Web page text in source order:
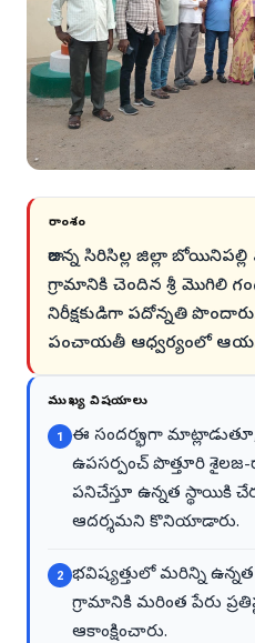
సారాంశం
రాజన్న సిరిసిల్ల జిల్లా
గ్రామానికి చెందిన శ్రీ మొగిలి
నిరీక్షకుడిగా పదోన్నతి
పంచాయతీ ఆధ్వర్యంలో
ముఖ్య విషయాలు
1
ఈ సందర్భంగా
ఉపసర్పంచ్ పొత్తూరి శైలజ-
పనిచేస్తూ ఉన్నత స్థాయికి
ఆదర్శమని కొనియాడారు.
2
భవిష్యత్తులో మరిన్ని
గ్రామానికి మరింత పేరు
ఆకాంక్షించారు.